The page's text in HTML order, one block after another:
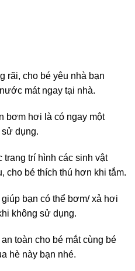
rãi, cho bé yêu nhà bạn
mát ngay tại nhà.
bơm hơi là có ngay một
dụng.
trí hình các sinh vật
cho bé thích thú hơn khi tắm.
bạn có thể bơm/ xả hơi
không sử dụng.
toàn cho bé mắt cùng bé
hè này bạn nhé.